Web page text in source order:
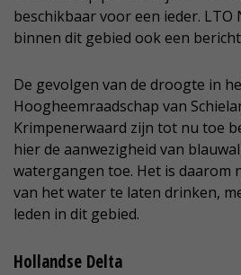
beschikbaar voor een ieder. LTO
binnen dit gebied ook een
De gevolgen van de droogte in
Hoogheemraadschap van
Krimpenerwaard zijn tot nu toe
hier de aanwezigheid van
watergangen toe. Het is daarom
van het water te laten drinken,
leden in dit gebied.
Hollandse Delta